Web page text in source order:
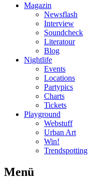
Magazin
Newsflash
Interview
Soundcheck
Literatour
Blog
Nightlife
Events
Locations
Partypics
Charts
Tickets
Playground
Webstuff
Urban Art
Win!
Trendspotting
Menü